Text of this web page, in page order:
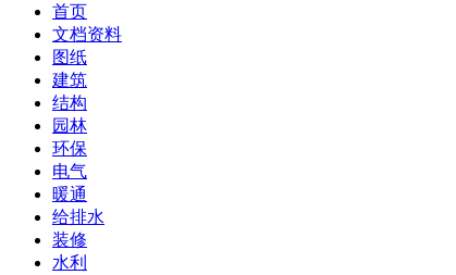
首页
文档资料
图纸
建筑
结构
园林
环保
电气
暖通
给排水
装修
水利